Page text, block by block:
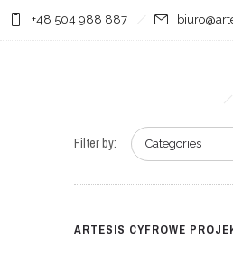
+48 504 988 887
Filter by: Categories
ARTESIS CYFROWE